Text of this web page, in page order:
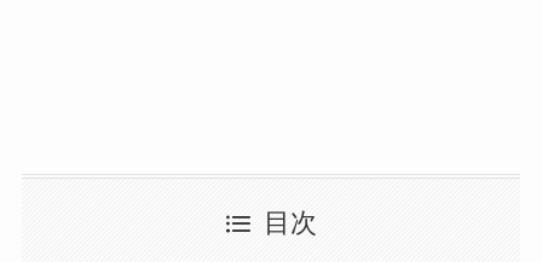
目次